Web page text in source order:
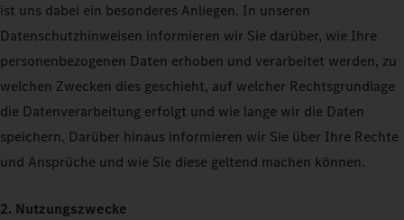
ist uns dabei ein besonderes Anliegen. In unseren
Datenschutzhinweisen informieren wir Sie darüber, wie Ihre
personenbezogenen Daten erhoben und verarbeitet werden, zu
welchen Zwecken dies geschieht, auf welcher Rechtsgrundlage
die Datenverarbeitung erfolgt und wie lange wir die Daten
speichern. Darüber hinaus informieren wir Sie über Ihre Rechte
und Ansprüche und wie Sie diese geltend machen können.
2. Nutzungszwecke